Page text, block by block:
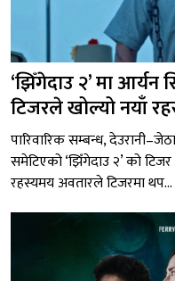
‘झिँगेदाउ २’ मा
टिजरले खोल्यो नयाँ
पारिवारिक सम्बन्ध,
समेटिएको ‘झिँगेदाउ २’ को
रहस्यमय अवतारले टिजरमा थप...